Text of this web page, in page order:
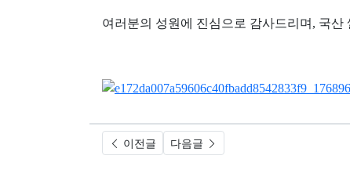
여러분의 성원에 진심으로 감사드리며, 국산
이전글 다음글